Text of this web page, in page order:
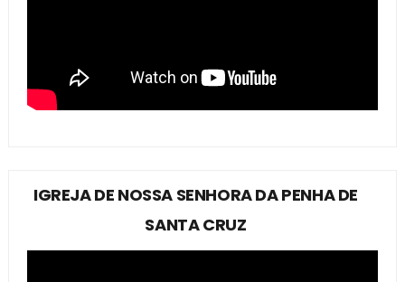
IGREJA DE NOSSA SENHORA DA PENHA DE
SANTA CRUZ